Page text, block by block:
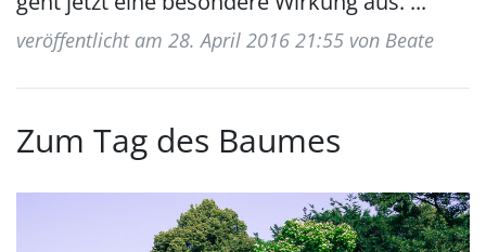
veröffentlicht am 28. April 2016 21:55 von Beate
Zum Tag des Baumes